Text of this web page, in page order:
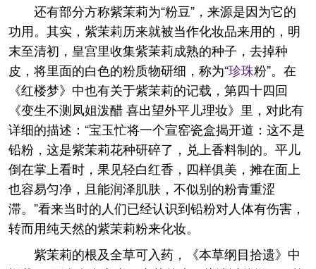
还有部分方称紫茉莉为“粉豆”，来源是因为它的
功用。其实，紫茉莉历来就被当作化妆品来用的，明
末至清初，皇宫里收集紫茉莉成熟的种子，去掉种
皮，将里面的白色的粉质物研细，称为“珍珠粉”。在
《红楼梦》中也有关于紫茉莉的记载，第四十四回
《变生不测凤姐泼醋 喜出望外平儿理妆》里，对此有
详细的描述：“宝玉忙将一个宣窑瓷盒揭开道：这不是
铅粉，这是紫茉莉花种研碎了，兑上香料制的。平儿
倒在掌上看时，果见轻白红香，四样俱美，摊在面上
也容易匀净，且能润泽肌肤，不似别的粉青重涩
滞。”看来当时的人们已经认识到铅粉对人体有伤害，
转而用纯天然的紫茉莉粉来化妆。
紫茉莉的根及全草可入药，《本草纲目拾遗》中